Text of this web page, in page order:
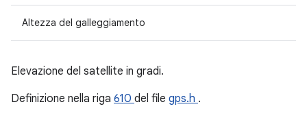
Altezza del galleggiamento
Elevazione del satellite in gradi.
Definizione nella riga 610 del file gps.h .